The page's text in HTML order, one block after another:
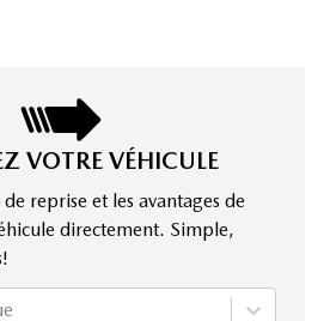
VOTRE VÉHICULE
reprise et les avantages de
directement. Simple,